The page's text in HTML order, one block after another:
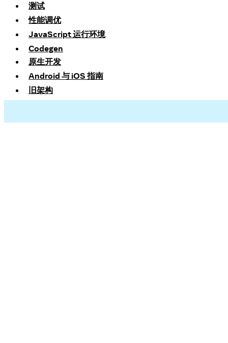
测试
性能调优
JavaScript 运行环境
Codegen
原生开发
Android 与 iOS 指南
旧架构